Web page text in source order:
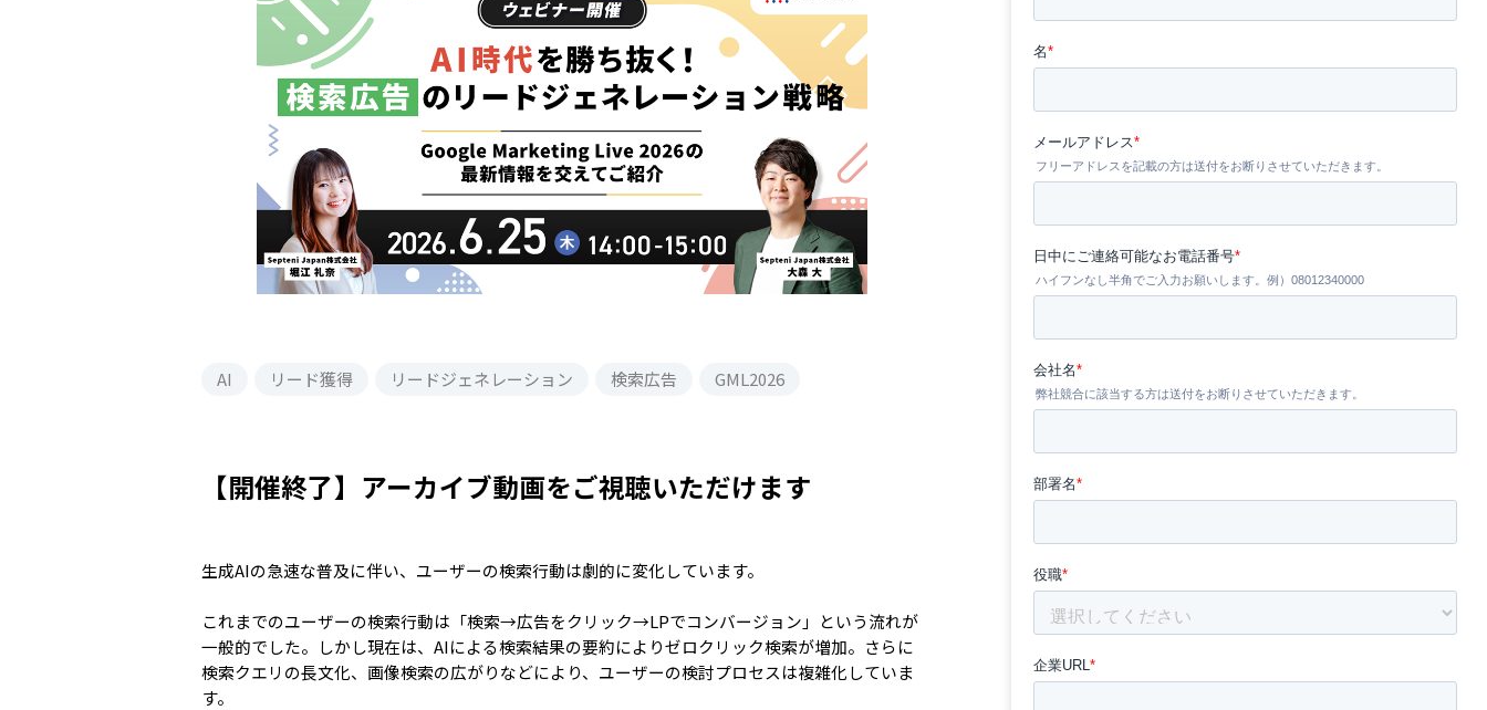
AI リード獲得 リードジェネレーション 検索広告 GML2026
【開催終了】アーカイブ動画をご視聴いただけます
生成AIの急速な普及に伴い、ユーザーの検索行動は劇的に変化しています。
これまでのユーザーの検索行動は「検索→広告をクリック→LPでコンバージョン」という流れが
一般的でした。しかし現在は、AIによる検索結果の要約によりゼロクリック検索が増加。さらに
検索クエリの長文化、画像検索の広がりなどにより、ユーザーの検討プロセスは複雑化していま
す。